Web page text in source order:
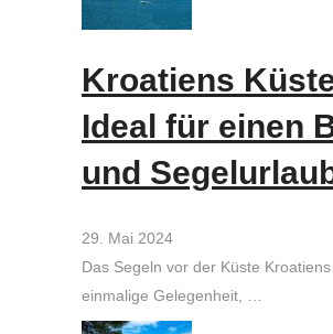
Kroatiens
Ideal für einen
und
29. Mai 2024
Das Segeln vor der Küste
einmalige Gelegenheit, …